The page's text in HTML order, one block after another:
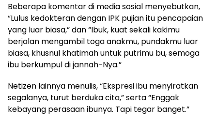
Beberapa komentar di media sosial menyebutkan,
“Lulus kedokteran dengan IPK pujian itu pencapaian
yang luar biasa,” dan “Ibuk, kuat sekali kakimu
berjalan mengambil toga anakmu, pundakmu luar
biasa, khusnul khatimah untuk putrimu bu, semoga
ibu berkumpul di jannah-Nya.”
Netizen lainnya menulis, “Ekspresi ibu menyiratkan
segalanya, turut berduka cita,” serta “Enggak
kebayang perasaan ibunya. Tapi tegar banget.”